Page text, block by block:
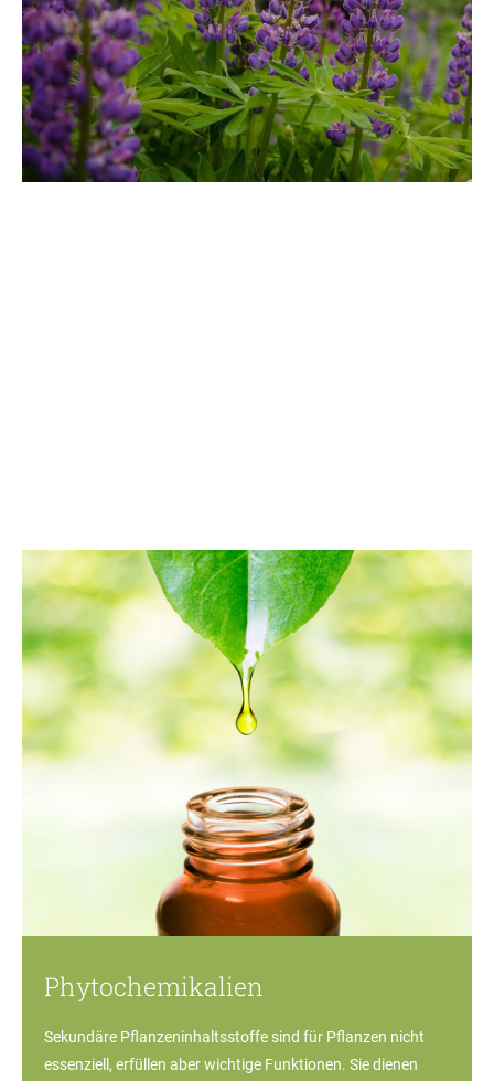
Phytochemikalien
Sekundäre Pflanzeninhaltsstoffe sind für Pflanzen nicht
essenziell, erfüllen aber wichtige Funktionen. Sie dienen